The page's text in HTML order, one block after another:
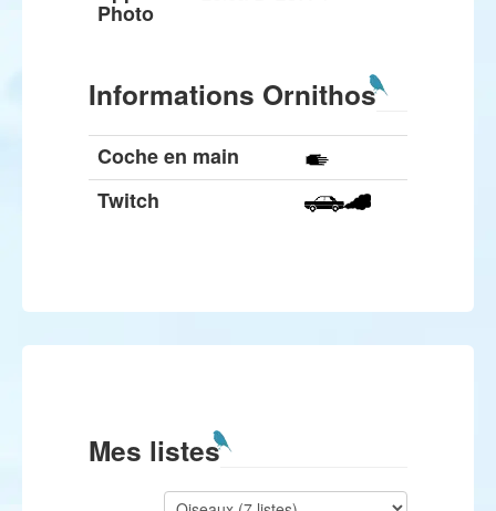
Photo
Informations Ornithos
Coche en main
Twitch
Mes listes